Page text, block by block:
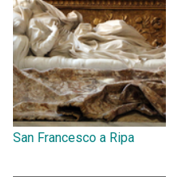
San Francesco a Ripa